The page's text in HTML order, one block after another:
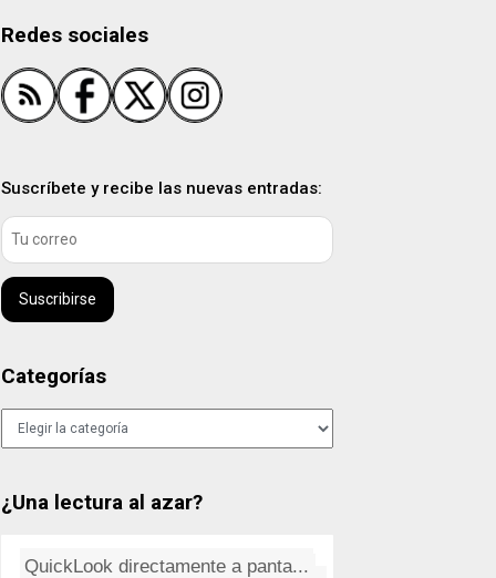
Redes sociales
Suscríbete y recibe las nuevas entradas:
Suscribirse
Categorías
Categorías
¿Una lectura al azar?
Maroon 5: Payphone
QuickLook directamente a panta...